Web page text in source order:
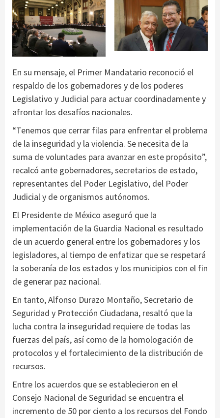
En su mensaje, el Primer Mandatario reconoció el
respaldo de los gobernadores y de los poderes
Legislativo y Judicial para actuar coordinadamente y
afrontar los desafíos nacionales.
“Tenemos que cerrar filas para enfrentar el problema
de la inseguridad y la violencia. Se necesita de la
suma de voluntades para avanzar en este propósito”,
recalcó ante gobernadores, secretarios de estado,
representantes del Poder Legislativo, del Poder
Judicial y de organismos autónomos.
El Presidente de México aseguró que la
implementación de la Guardia Nacional es resultado
de un acuerdo general entre los gobernadores y los
legisladores, al tiempo de enfatizar que se respetará
la soberanía de los estados y los municipios con el fin
de generar paz nacional.
En tanto, Alfonso Durazo Montaño, Secretario de
Seguridad y Protección Ciudadana, resaltó que la
lucha contra la inseguridad requiere de todas las
fuerzas del país, así como de la homologación de
protocolos y el fortalecimiento de la distribución de
recursos.
Entre los acuerdos que se establecieron en el
Consejo Nacional de Seguridad se encuentra el
incremento de 50 por ciento a los recursos del Fondo